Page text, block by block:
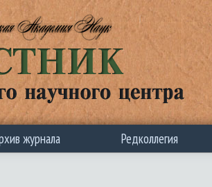
журнала Редколлегия